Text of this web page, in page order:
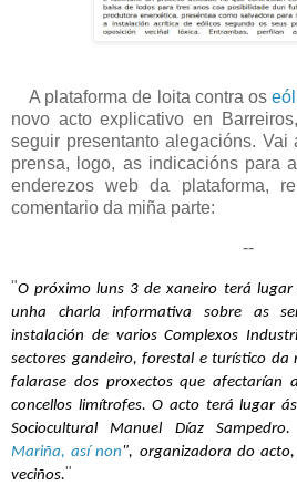
Aplataforma de loita contra os
novo acto explicativo en
seguir presentanto alegacións.
prensa, logo, as indicacións para
enderezos web da plataforma,
comentario da miña parte:
--
"O próximo luns 3 de xaneiro terá lugar
unha charla informativa sobre as
instalación de varios Complexos
sectores gandeiro, forestal e turístico da
falarase dos proxectos que afectarían
concellos limítrofes. O acto terá lugar
Sociocultural Manuel Díaz
Mariña, así non", organizadora do
veciños."